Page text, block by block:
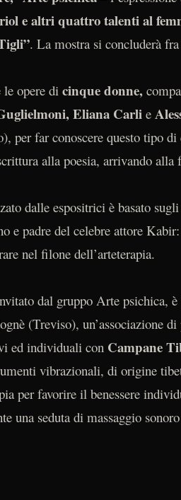
e altri quattro talenti al
. La mostra si concluderà
le opere dicinque donne,
Eliana Carlie
per far conoscere questo tipo
alla poesia, arrivando alla
dalle espositrici è basato
e padre del celebre attore
nel filone dell’arteterapia.
dal gruppo Arte psichica, è
(Treviso), un’associazione
ed individuali con Campane
vibrazionali, di origine
per favorire il benessere
una seduta di massaggio